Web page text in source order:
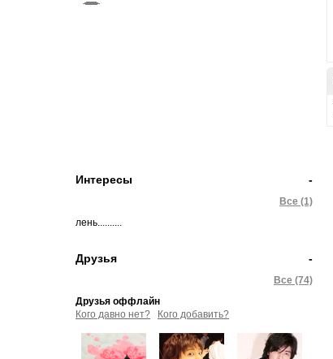
-
Интересы
Все (1)
лень..........
-
Друзья
Все (74)
Друзья оффлайн
Кого давно нет?
Кого добавить?